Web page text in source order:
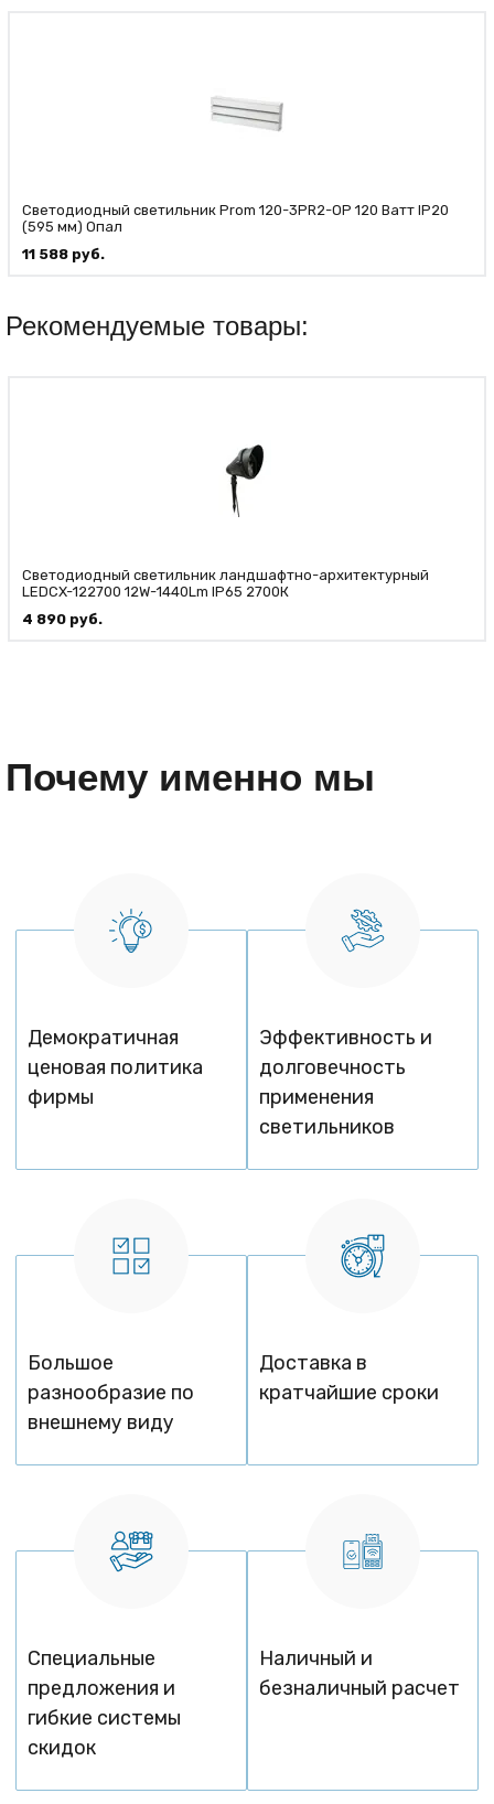
Светодиодный светильник Prom 120-3PR2-OP 120 Ватт IP20
(595 мм) Опал
11 588 руб.
Рекомендуемые товары:
Светодиодный светильник ландшафтно-архитектурный
LEDCX-122700 12W-1440Lm IP65 2700К
4 890 руб.
Почему именно мы
Демократичная
ценовая политика
фирмы
Эффективность и
долговечность
применения
светильников
Большое
разнообразие по
внешнему виду
Доставка в
кратчайшие сроки
Специальные
предложения и
гибкие системы
скидок
Наличный и
безналичный расчет